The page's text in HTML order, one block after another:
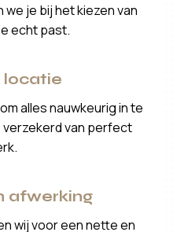
we je bij het kiezen van
echt past.
locatie
alles nauwkeurig in te
verzekerd van perfect
afwerking
wij voor een nette en